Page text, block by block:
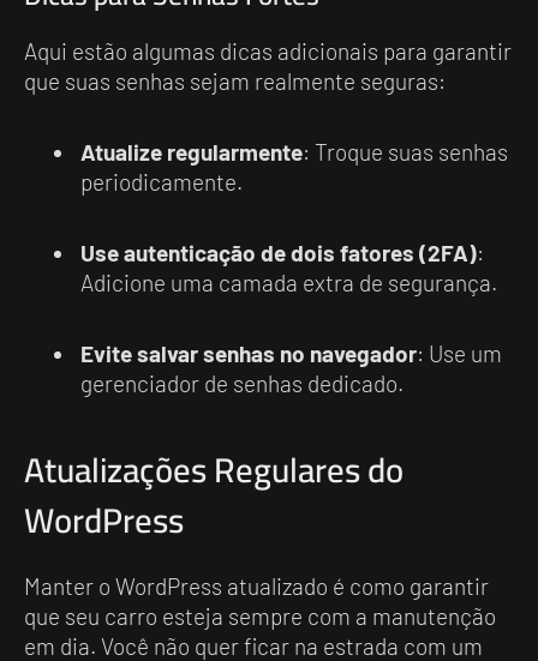
Aqui estão algumas dicas adicionais para garantir
que suas senhas sejam realmente seguras:
Atualize regularmente: Troque suas senhas
periodicamente.
Use autenticação de dois fatores (2FA):
Adicione uma camada extra de segurança.
Evite salvar senhas no navegador: Use um
gerenciador de senhas dedicado.
Atualizações Regulares do
WordPress
Manter o WordPress atualizado é como garantir
que seu carro esteja sempre com a manutenção
em dia. Você não quer ficar na estrada com um